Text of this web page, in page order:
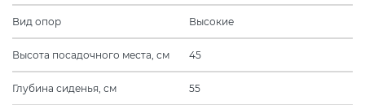
Вид опор Высокие
Высота посадочного места, см 45
Глубина сиденья, см 55